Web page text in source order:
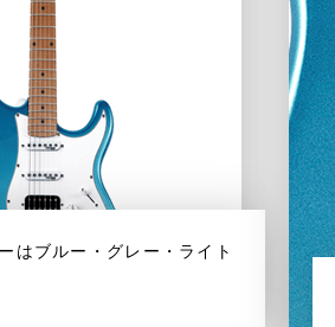
はブルー・グレー・ライト